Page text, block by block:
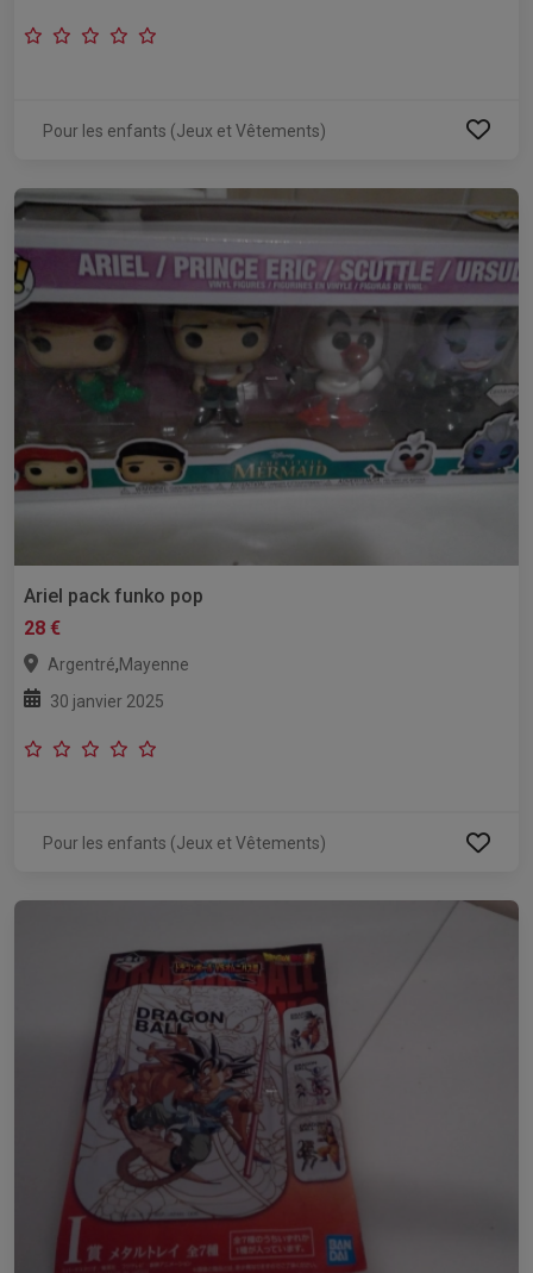
Pour les enfants (Jeux et Vêtements)
Ariel pack funko pop
28 €
Argentré,Mayenne
30 janvier 2025
Pour les enfants (Jeux et Vêtements)